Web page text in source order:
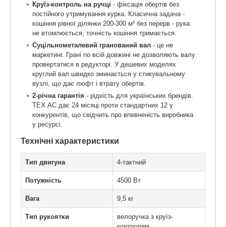
Круїз-контроль на ручці - фіксація обертів без
постійного утримування курка. Класична задача -
кошіння рівної ділянки 200-300 м² без перерв - рука
не втомлюється, точність кошіння тримається.
Суцільнометалевий гранований вал - це не
маркетинг. Грані по всій довжині не дозволяють валу
провертатися в редукторі. У дешевих моделях
круглий вал швидко зминається у стикувальному
вузлі, що дає люфт і втрату обертів.
2-річна гарантія - рідкість для українських брендів.
ТЕХ.АС дає 24 місяці проти стандартних 12 у
конкурентів, що свідчить про впевненість виробника
у ресурсі.
Технічні характеристики
Тип двигуна 4-тактний
Потужність 4500 Вт
Вага 9,5 кг
Тип рукоятки
велоручка з круїз-